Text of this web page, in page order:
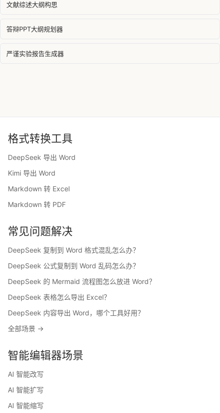
文献综述大纲构思
答辩PPT大纲规划器
严谨实验报告生成器
格式转换工具
DeepSeek 导出 Word
Kimi 导出 Word
Markdown 转 Excel
Markdown 转 PDF
常见问题解决
DeepSeek 复制到 Word 格式混乱怎么办？
DeepSeek 公式复制到 Word 乱码怎么办？
DeepSeek 的 Mermaid 流程图怎么放进 Word？
DeepSeek 表格怎么导出 Excel？
DeepSeek 内容导出 Word，哪个工具好用？
全部场景 →
智能编辑器场景
AI 智能改写
AI 智能扩写
AI 智能缩写